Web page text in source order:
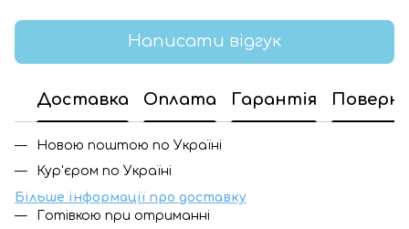
Написати відгук
Доставка Оплата Гарантія
Новою поштою по Україні
Кур'єром по Україні
Більше інформації про доставку
Готівкою при отриманні